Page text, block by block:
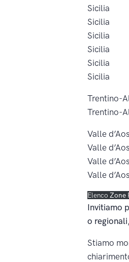
Sicilia
Sicilia
Sicilia
Sicilia
Sicilia
Sicilia
Trentino-
Trentino-
Valle
Valle
Valle
Valle
Elenco Zone
Invitiamo
o
Stiamo